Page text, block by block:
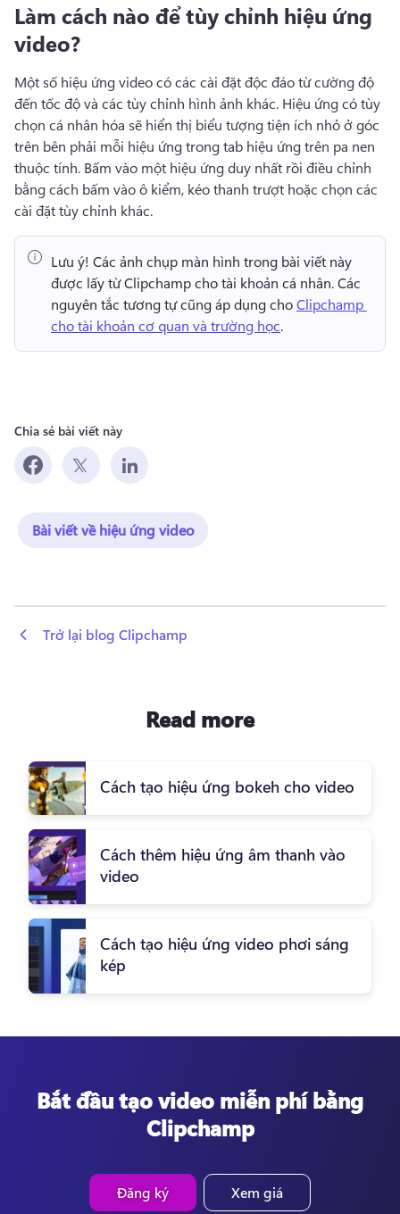
Làm cách nào để tùy chỉnh hiệu ứng
video?
Một số hiệu ứng video có các cài đặt độc đáo từ cường độ
đến tốc độ và các tùy chỉnh hình ảnh khác. Hiệu ứng có tùy
chọn cá nhân hóa sẽ hiển thị biểu tượng tiện ích nhỏ ở góc
trên bên phải mỗi hiệu ứng trong tab hiệu ứng trên pa nen
thuộc tính. Bấm vào một hiệu ứng duy nhất rồi điều chỉnh
bằng cách bấm vào ô kiểm, kéo thanh trượt hoặc chọn các
cài đặt tùy chỉnh khác.
Lưu ý! Các ảnh chụp màn hình trong bài viết này
được lấy từ Clipchamp cho tài khoản cá nhân. Các
nguyên tắc tương tự cũng áp dụng cho Clipchamp
cho tài khoản cơ quan và trường học.
Chia sẻ bài viết này
Bài viết về hiệu ứng video
Trở lại blog Clipchamp
Read more
Cách tạo hiệu ứng bokeh cho video
Cách thêm hiệu ứng âm thanh vào
video
Cách tạo hiệu ứng video phơi sáng
kép
Bắt đầu tạo video miễn phí bằng
Clipchamp
Đăng ký Xem giá